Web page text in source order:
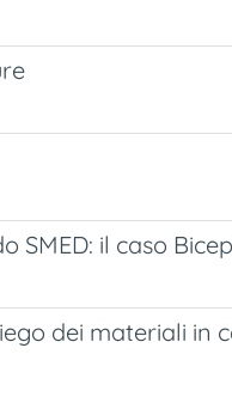
il caso
dei materiali